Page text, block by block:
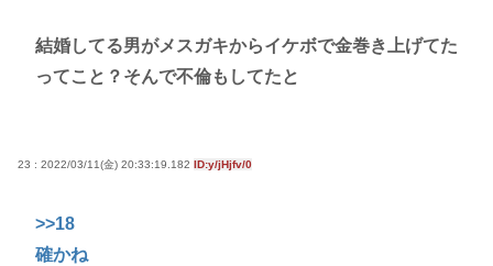
結婚してる男がメスガキからイケボで金巻き上げてた
ってこと？そんで不倫もしてたと
23 : 2022/03/11(金) 20:33:19.182 ID:y/jHjfv/0
>>18
確かね